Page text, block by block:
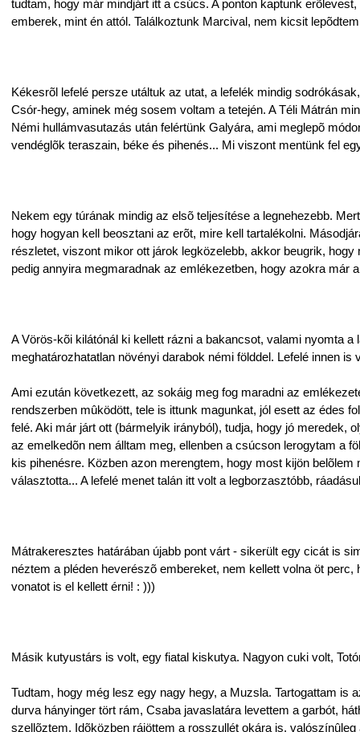
tudtam, hogy már mindjárt itt a csúcs. A ponton kaptunk
emberek, mint én attól. Találkoztunk Marcival, nem kicsit
Kékesrõl lefelé persze utáltuk az utat, a lefelék mindig
Csór-hegy, aminek még sosem voltam a tetején. A Téli Mátrán
Némi hullámvasutazás után felértünk Galyára, ami meglepõ
vendéglõk teraszain, béke és pihenés... Mi viszont mentünk fel
Nekem egy túrának mindig az elsõ teljesítése a legnehezebb.
hogy hogyan kell beosztani az erõt, mire kell tartalékolni.
részletet, viszont mikor ott járok legközelebb, akkor beugrik,
pedig annyira megmaradnak az emlékezetben, hogy azokra már
A Vörös-kõi kilátónál ki kellett rázni a bakancsot, valami nyomta
meghatározhatatlan növényi darabok némi földdel. Lefelé innen is
Ami ezután következett, az sokáig meg fog maradni az
rendszerben mûködött, tele is ittunk magunkat, jól esett az édes
felé. Aki már járt ott (bármelyik irányból), tudja, hogy jó meredek,
az emelkedõn nem álltam meg, ellenben a csúcson lerogytam a
kis pihenésre. Közben azon merengtem, hogy most kijön
választotta... A lefelé menet talán itt volt a legborzasztóbb,
Mátrakeresztes határában újabb pont várt - sikerült egy cicát is
néztem a pléden heverészõ embereket, nem kellett volna öt
vonatot is el kellett érni! : )))
Másik kutyustárs is volt, egy fiatal kiskutya. Nagyon cuki volt,
Tudtam, hogy még lesz egy nagy hegy, a Muzsla. Tartogattam
durva hányinger tört rám, Csaba javaslatára levettem a garbót,
szellõztem. Idõközben rájöttem a rosszullét okára is,